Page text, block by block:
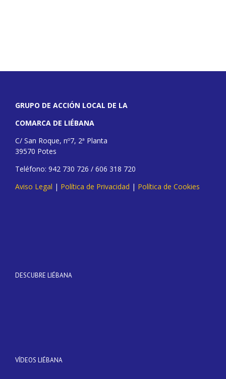
GRUPO DE ACCIÓN LOCAL DE LA
COMARCA DE LIÉBANA
C/ San Roque, nº7, 2ª Planta
39570 Potes
Teléfono: 942 730 726 / 606 318 720
Aviso Legal | Política de Privacidad | Política de Cookies
DESCUBRE LIÉBANA
VÍDEOS LIÉBANA